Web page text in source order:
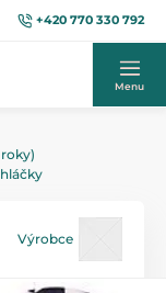
+420 770 330 792
Menu
Výrobce